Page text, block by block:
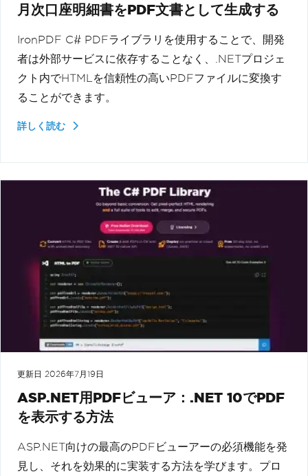
月次口座明細書をPDF文書として生成する
IronPDF C# PDFライブラリを使用することで、開発
者は外部サービスに依存することなく、.NETプロジェ
クト内でHTMLを信頼性の高いPDFファイルに変換す
ることができます。
詳しく読む
更新日 2026年7月19日
ASP.NET用PDFビューア：.NET 10でPDF
を表示する方法
ASP.NET向けの最高のPDFビューアーの必須機能を発
見し、それを効果的に実装する方法を学びます。プロ